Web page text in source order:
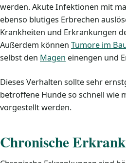
werden. Akute Infektionen mit
ebenso blutiges Erbrechen
Krankheiten und Erkrankungen
Außerdem können Tumore im
selbst den Magen einengen und
Dieses Verhalten sollte sehr
betroffene Hunde so schnell wie
vorgestellt werden.
Chronische